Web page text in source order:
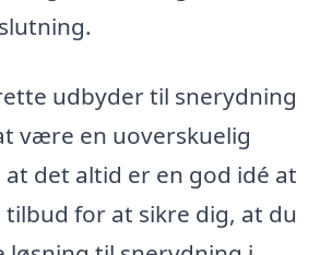
udbyder til snerydning
være en uoverskuelig
at det altid er en god idé at
for at sikre dig, at du